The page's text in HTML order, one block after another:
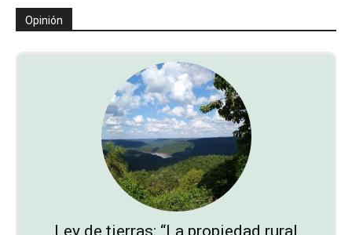
Opinión
Ley de tierras: “La propiedad rural